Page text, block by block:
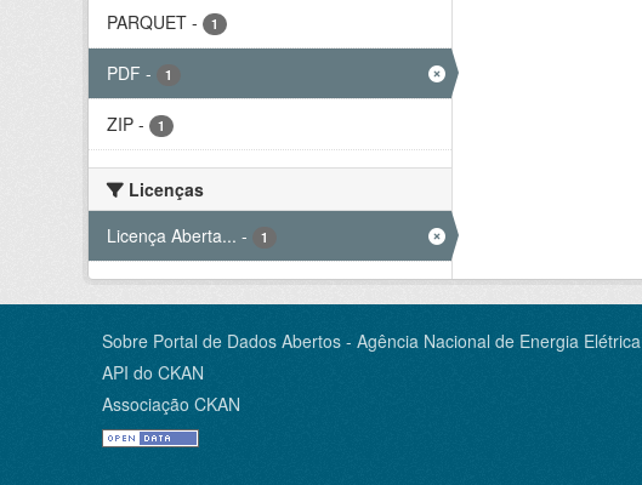
PARQUET - 1
PDF - 1
ZIP - 1
Licenças
Licença Aberta... - 1
Sobre Portal de Dados Abertos - Agência Nacional de Energia Elétrica
API do CKAN
Associação CKAN